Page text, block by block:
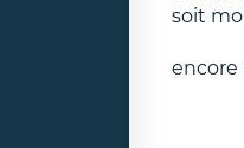
soit
encore